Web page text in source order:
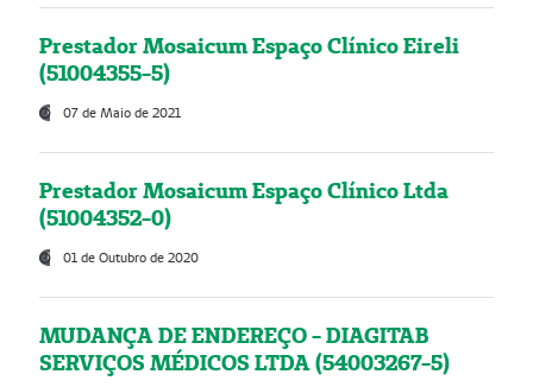
Prestador Mosaicum Espaço Clínico Eireli
(51004355-5)
07 de Maio de 2021
Prestador Mosaicum Espaço Clínico Ltda
(51004352-0)
01 de Outubro de 2020
MUDANÇA DE ENDEREÇO - DIAGITAB
SERVIÇOS MÉDICOS LTDA (54003267-5)